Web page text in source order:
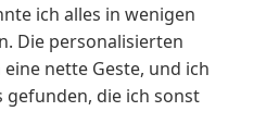
ich alles in wenigen
Die personalisierten
nette Geste, und ich
gefunden, die ich sonst